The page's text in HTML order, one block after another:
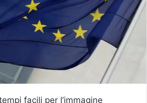
facili per l’immagine